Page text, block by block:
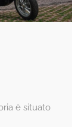
è situato